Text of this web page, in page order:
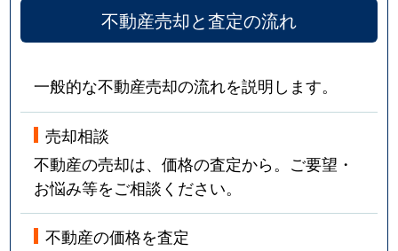
不動産売却と査定の流れ
一般的な不動産売却の流れを説明します。
売却相談
不動産の売却は、価格の査定から。ご要望・
お悩み等をご相談ください。
不動産の価格を査定